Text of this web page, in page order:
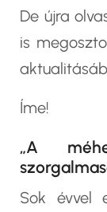
De újra
is
Íme!
„A
Sok évvel